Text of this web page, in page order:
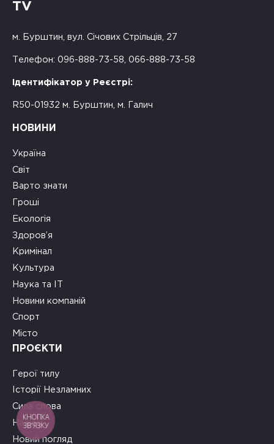
TV
м. Бурштин, вул. Січових Стрільців, 27
Телефон: 096-888-73-58, 066-888-73-58
Ідентифікатор у Реєстрі:
R50-01932 м. Бурштин, м. Галич
НОВИНИ
Україна
Світ
Варто знати
Гроші
Екологія
Здоров’я
Кримінал
Культура
Наука та ІТ
Новини компаній
Спорт
Місто
ПРОЄКТИ
Герої тилу
Історії Незламних
Сила слова
На часі
Новий погляд
КНОПКА
ЗВ'ЯЗКУ